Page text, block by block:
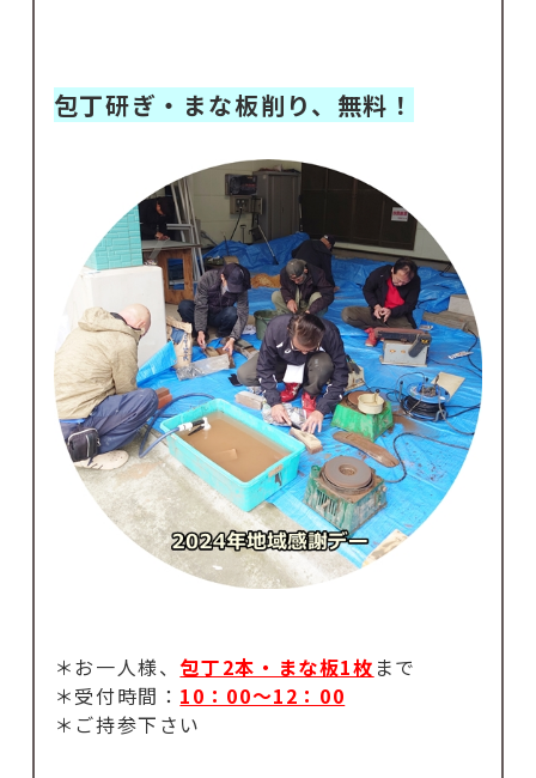
包丁研ぎ・まな板削り、無料！
＊お一人様、包丁2本・まな板1枚 まで
＊受付時間： 10：00～12：00
＊ご持参下さい